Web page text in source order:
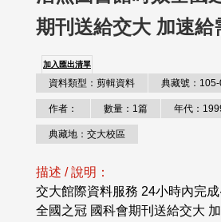
期刊送給交大 加速給
加入匯出清單
資料類型：剪輯資料 典藏號：
作者： 數量：1篇 年代：
典藏地：交大校區
描述 / 說明：
交大館際資料服務 24小時內完成
全國之冠 國科會期刊送給交大